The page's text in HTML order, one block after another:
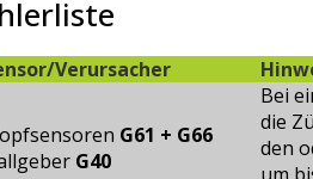
Verursacher
G61 + G66
G40
Bei
die
den